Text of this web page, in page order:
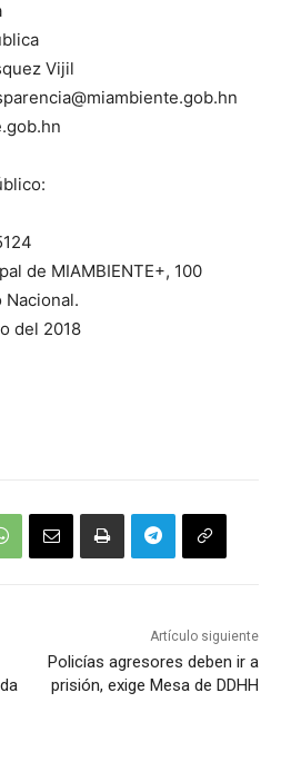
Vijil
de MIAMBIENTE+, 100
Nacional.
del 2018
Artículo siguiente
Policías agresores deben ir a
prisión, exige Mesa de DDHH